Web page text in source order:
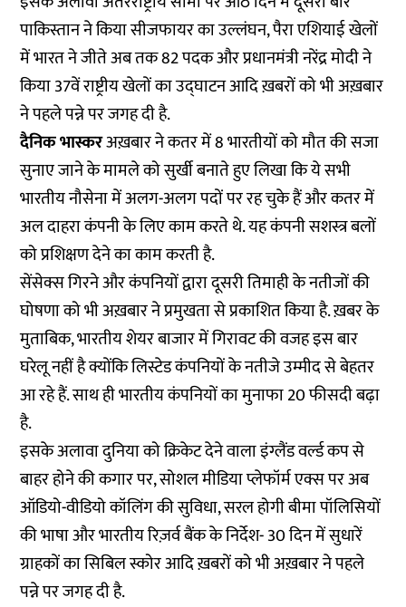
पाकिस्तान ने किया सीजफायर का उल्लंघन, पैरा एशियाई खेलों
में भारत ने जीते अब तक 82 पदक और प्रधानमंत्री नरेंद्र मोदी ने
किया 37वें राष्ट्रीय खेलों का उद्घाटन आदि ख़बरों को भी अख़बार
ने पहले पन्ने पर जगह दी है.
दैनिक भास्करअख़बार ने कतर में 8 भारतीयों को मौत की सजा
सुनाए जाने के मामले को सुर्खी बनाते हुए लिखा कि ये सभी
भारतीय नौसेना में अलग-अलग पदों पर रह चुके हैं और कतर में
अल दाहरा कंपनी के लिए काम करते थे. यह कंपनी सशस्त्र बलों
को प्रशिक्षण देने का काम करती है.
सेंसेक्स गिरने और कंपनियों द्वारा दूसरी तिमाही के नतीजों की
घोषणा को भी अख़बार ने प्रमुखता से प्रकाशित किया है. ख़बर के
मुताबिक, भारतीय शेयर बाजार में गिरावट की वजह इस बार
घरेलू नहीं है क्योंकि लिस्टेड कंपनियों के नतीजे उम्मीद से बेहतर
आ रहे हैं. साथ ही भारतीय कंपनियों का मुनाफा 20 फीसदी बढ़ा
है.
इसके अलावा दुनिया को क्रिकेट देने वाला इंग्लैंड वर्ल्ड कप से
बाहर होने की कगार पर, सोशल मीडिया प्लेफॉर्म एक्स पर अब
ऑडियो-वीडियो कॉलिंग की सुविधा, सरल होगी बीमा पॉलिसियों
की भाषा और भारतीय रिज़र्व बैंक के निर्देश- 30 दिन में सुधारें
ग्राहकों का सिबिल स्कोर आदि ख़बरों को भी अख़बार ने पहले
पन्ने पर जगह दी है.